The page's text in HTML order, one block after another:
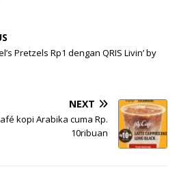
Pretzels Rp1 dengan QRIS Livin’ by
NEXT
kopi Arabika cuma Rp.
10ribuan